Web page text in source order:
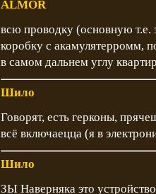
ALMOR
всю проводку (основную т.е.
коробку с акамулятерромм,
в самом дальнем углу
Шило
Говорят, есть герконы,
всё включаецца (я в
Шило
ЗЫ Наверняка это